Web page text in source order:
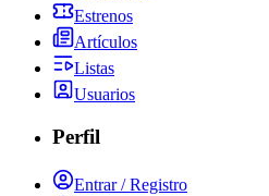
Estrenos
Artículos
Listas
Usuarios
Perfil
Entrar / Registro